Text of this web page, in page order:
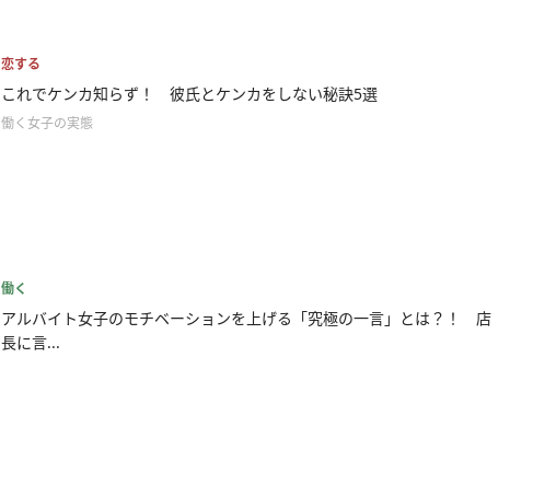
恋する
これでケンカ知らず！ 彼氏とケンカをしない秘訣5選
働く女子の実態
働く
アルバイト女子のモチベーションを上げる「究極の一言」とは？！ 店
長に言...